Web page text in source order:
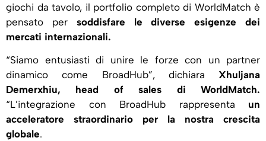
giochi da tavolo, il portfolio completo di WorldMatch è
pensato per soddisfare le diverse esigenze dei
mercati internazionali.
“Siamo entusiasti di unire le forze con un partner
dinamico come BroadHub”, dichiara Xhuljana
Demerxhiu, head of sales di WorldMatch.
“L’integrazione con BroadHub rappresenta un
acceleratore straordinario per la nostra crescita
globale.